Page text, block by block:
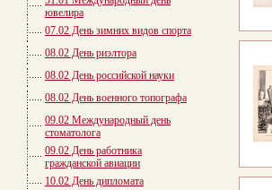
ювелира
07.02 День зимних видов спорта
08.02 День риэлтора
08.02 День российской науки
08.02 День военного топографа
09.02 Международный день
стоматолога
09.02 День работника
гражданской авиации
10.02 День дипломата